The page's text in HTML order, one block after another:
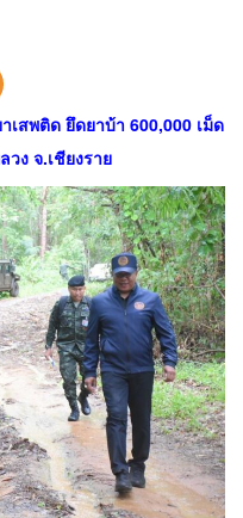
เสพติด ยึดยาบ้า 600,000 เม็ด
ง จ.เชียงราย